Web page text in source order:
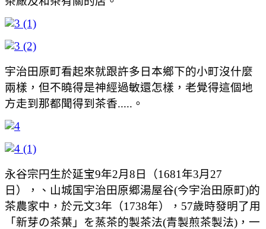
宇治田原町看起來就跟許多日本鄉下的小町沒什麼
兩樣，但不曉得是神經過敏還怎樣，老覺得這個地
方走到那都聞得到茶香.....。
永谷宗円生於延宝9年2月8日（1681年3月27
日），、山城国宇治田原郷湯屋谷(今宇治田原町)的
茶農家中，於元文3年（1738年），57歲時發明了用
「新芽の茶葉」を蒸茶的製茶法(青製煎茶製法)，一